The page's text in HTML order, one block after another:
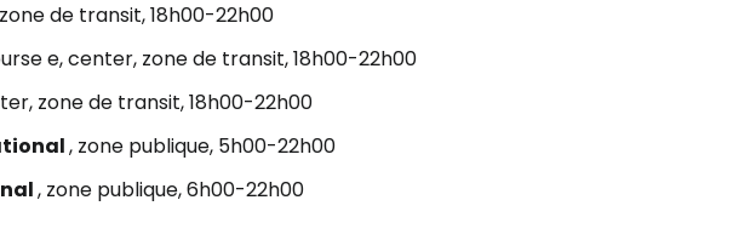
de transit, 18h00-22h00
e, center, zone de transit, 18h00-22h00
zone de transit, 18h00-22h00
, zone publique, 5h00-22h00
, zone publique, 6h00-22h00